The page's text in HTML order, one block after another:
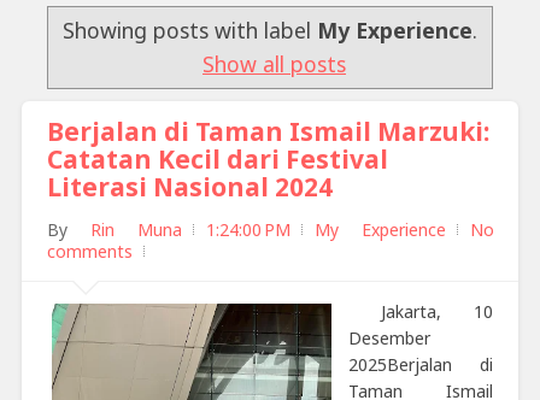
Showing posts with label My Experience.
Show all posts
Berjalan di Taman Ismail Marzuki:
Catatan Kecil dari Festival
Literasi Nasional 2024
By Rin Muna 1:24:00 PM My Experience
No
comments
Jakarta, 10
Desember
2025Berjalan di
Taman Ismail